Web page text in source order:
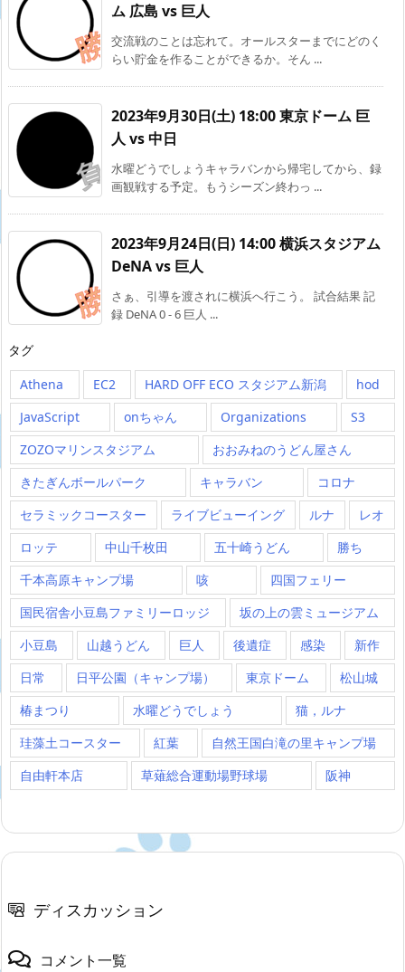
ム 広島 vs 巨人
交流戦のことは忘れて。オールスターまでにどのく
らい貯金を作ることができるか。そん ...
2023年9月30日(土) 18:00 東京ドーム 巨
人 vs 中日
水曜どうでしょうキャラバンから帰宅してから、録
画観戦する予定。もうシーズン終わっ ...
2023年9月24日(日) 14:00 横浜スタジアム
DeNA vs 巨人
さぁ、引導を渡されに横浜へ行こう。 試合結果 記
録 DeNA 0 - 6 巨人 ...
タグ
Athena
EC2 HARD OFF ECO スタジアム新潟
hod
JavaScript
onちゃん Organizations
S3
ZOZOマリンスタジアム
おおみねのうどん屋さん
きたぎんボールパーク
キャラバン
コロナ
セラミックコースター
ライブビューイング ルナ
レオ
ロッテ
中山千枚田 五十崎うどん
勝ち
千本高原キャンプ場
咳
四国フェリー
国民宿舎小豆島ファミリーロッジ
坂の上の雲ミュージアム
小豆島
山越うどん 巨人 後遺症 感染
新作
日常
日平公園（キャンプ場） 東京ドーム
松山城
椿まつり
水曜どうでしょう
猫，ルナ
珪藻土コースター
紅葉
自然王国白滝の里キャンプ場
自由軒本店
草薙総合運動場野球場 阪神
ディスカッション
コメント一覧